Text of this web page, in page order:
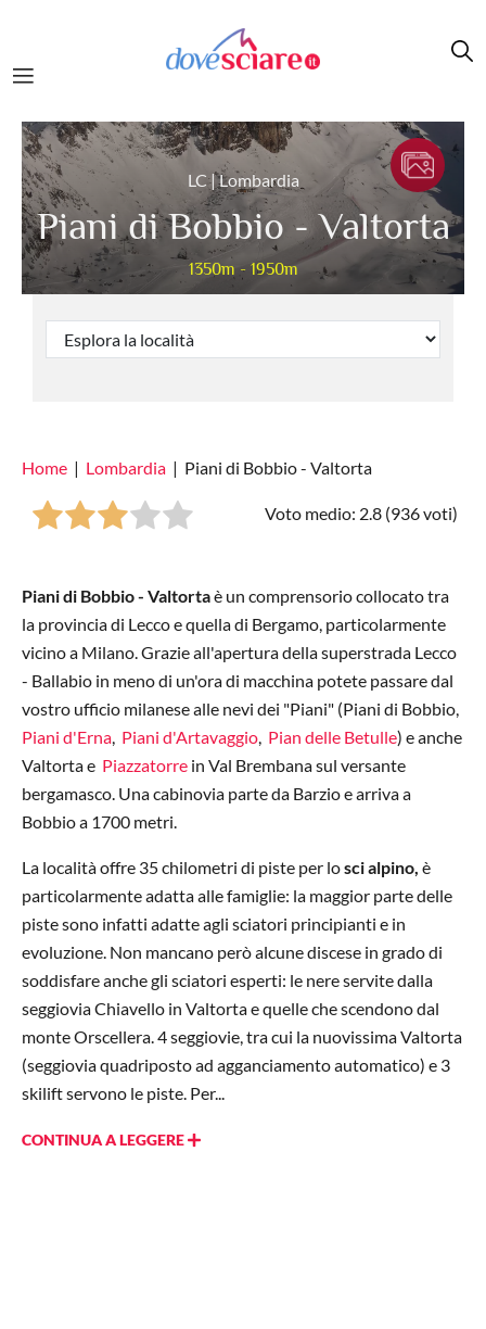
LC | Lombardia
Piani di Bobbio - Valtorta
1350m - 1950m
Home Lombardia Piani di Bobbio - Valtorta
Voto medio: 2.8 (936voti)
Piani di Bobbio - Valtortaè un comprensorio collocato tra
la provincia di Lecco e quella di Bergamo, particolarmente
vicino a Milano. Grazie all'apertura della superstrada Lecco
- Ballabio in meno di un'ora di macchina potete passare dal
vostro ufficio milanese alle nevi dei "Piani" (Piani di Bobbio,
Piani d'Erna, Piani d'Artavaggio, Pian delle Betulle) e anche
Valtorta e Piazzatorre in Val Brembana sul versante
bergamasco. Una cabinovia parte da Barzio e arriva a
Bobbio a 1700 metri.
La località offre 35 chilometri di piste per losci alpino, è
particolarmente adatta alle famiglie: la maggior parte delle
piste sono infatti adatte agli sciatori principianti e in
evoluzione. Non mancano però alcune discese in grado di
soddisfare anche gli sciatori esperti: le nere servite dalla
seggiovia Chiavello in Valtorta e quelle che scendono dal
monte Orscellera. 4 seggiovie, tra cui la nuovissima Valtorta
(seggiovia quadriposto ad agganciamento automatico) e 3
skilift servono le piste. Per...
CONTINUA A LEGGERE